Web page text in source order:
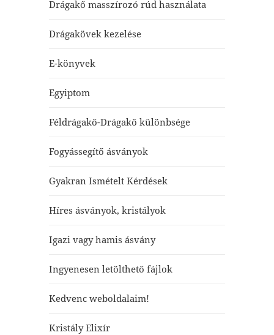
Drágakő masszírozó rúd használata
Drágakövek kezelése
E-könyvek
Egyiptom
Féldrágakő-Drágakő különbsége
Fogyássegítő ásványok
Gyakran Ismételt Kérdések
Híres ásványok, kristályok
Igazi vagy hamis ásvány
Ingyenesen letölthető fájlok
Kedvenc weboldalaim!
Kristály Elixír